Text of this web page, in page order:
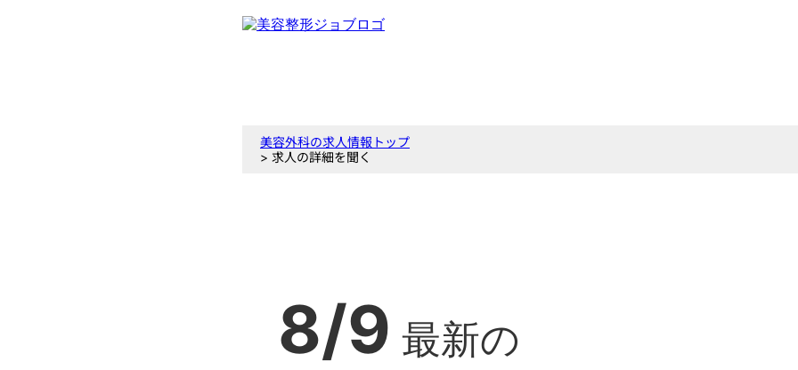
美容外科の求人情報トップ
> 求人の詳細を聞く
8/9 最新の